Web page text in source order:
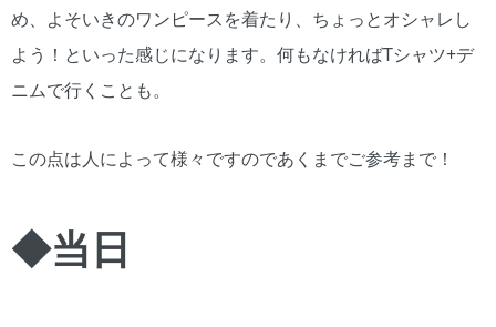
め、よそいきのワンピースを着たり、ちょっとオシャレし
よう！といった感じになります。何もなければTシャツ+デ
ニムで行くことも。
この点は人によって様々ですのであくまでご参考まで！
◆当日